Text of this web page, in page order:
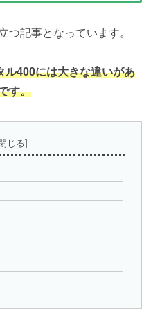
つ記事となっています。
ル400には大きな違いがあ
す。